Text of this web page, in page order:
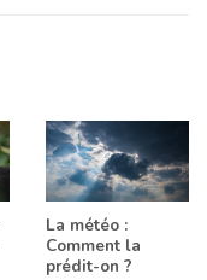
La météo :
Comment la
prédit-on ?